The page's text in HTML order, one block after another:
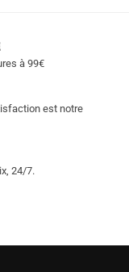
page
à 99€
est notre
24/7.